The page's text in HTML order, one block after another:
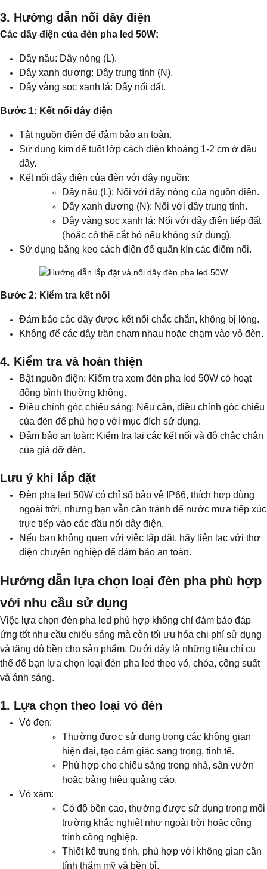
3. Hướng dẫn nối dây điện
Các dây điện của đèn pha led 50W:
Dây nâu: Dây nóng (L).
Dây xanh dương: Dây trung tính (N).
Dây vàng sọc xanh lá: Dây nối đất.
Bước 1: Kết nối dây điện
Tắt nguồn điện để đảm bảo an toàn.
Sử dụng kìm để tuốt lớp cách điện khoảng 1-2 cm ở đầu
dây.
Kết nối dây điện của đèn với dây nguồn:
Dây nâu (L): Nối với dây nóng của nguồn điện.
Dây xanh dương (N): Nối với dây trung tính.
Dây vàng sọc xanh lá: Nối với dây điện tiếp đất
(hoặc có thể cắt bỏ nếu không sử dụng).
Sử dụng băng keo cách điện để quấn kín các điểm nối.
Bước 2: Kiểm tra kết nối
Đảm bảo các dây được kết nối chắc chắn, không bị lỏng.
Không để các dây trần chạm nhau hoặc chạm vào vỏ đèn.
4. Kiểm tra và hoàn thiện
Bật nguồn điện: Kiểm tra xem đèn pha led 50W có hoạt
động bình thường không.
Điều chỉnh góc chiếu sáng: Nếu cần, điều chỉnh góc chiếu
của đèn để phù hợp với mục đích sử dụng.
Đảm bảo an toàn: Kiểm tra lại các kết nối và độ chắc chắn
của giá đỡ đèn.
Lưu ý khi lắp đặt
Đèn pha led 50W có chỉ số bảo vệ IP66, thích hợp dùng
ngoài trời, nhưng bạn vẫn cần tránh để nước mưa tiếp xúc
trực tiếp vào các đầu nối dây điện.
Nếu bạn không quen với việc lắp đặt, hãy liên lạc với thợ
điện chuyên nghiệp để đảm bảo an toàn.
Hướng dẫn lựa chọn loại đèn pha phù hợp
với nhu cầu sử dụng
Việc lựa chọn đèn pha led phù hợp không chỉ đảm bảo đáp
ứng tốt nhu cầu chiếu sáng mà còn tối ưu hóa chi phí sử dụng
và tăng độ bền cho sản phẩm. Dưới đây là những tiêu chí cụ
thể để bạn lựa chọn loại đèn pha led theo vỏ, chóa, công suất
và ánh sáng.
1. Lựa chọn theo loại vỏ đèn
Vỏ đen:
Thường được sử dụng trong các không gian
hiện đại, tạo cảm giác sang trọng, tinh tế.
Phù hợp cho chiếu sáng trong nhà, sân vườn
hoặc bảng hiệu quảng cáo.
Vỏ xám:
Có độ bền cao, thường được sử dụng trong môi
trường khắc nghiệt như ngoài trời hoặc công
trình công nghiệp.
Thiết kế trung tính, phù hợp với không gian cần
tính thẩm mỹ và bền bỉ.